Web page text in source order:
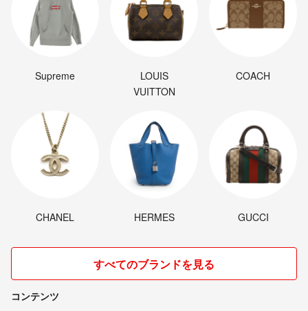
Supreme
LOUIS
VUITTON
COACH
CHANEL HERMES GUCCI
すべてのブランドを見る
コンテンツ